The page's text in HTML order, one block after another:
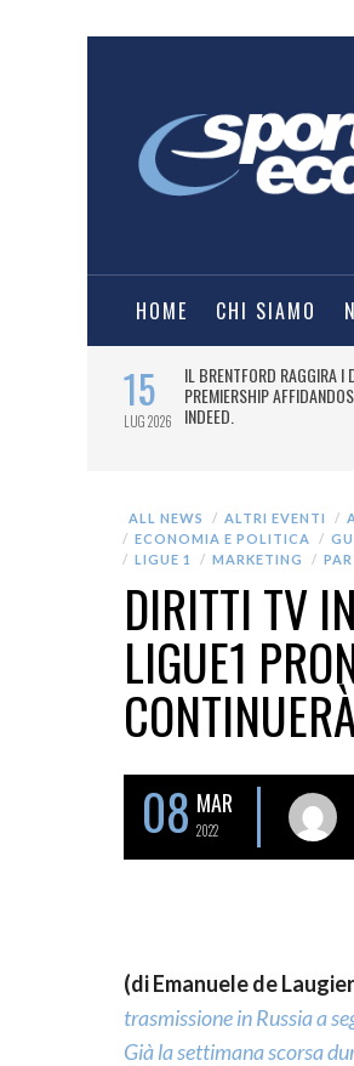
HOME CHI SIAMO
15
LUG 2026
IL BRENTFORD RAGGIRA I
PREMIERSHIP
INDEED.
ALL NEWS ALTRI EVENTI
ECONOMIA E POLITICA
LIGUE 1
MARKETING
DIRITTI TV
LIGUE1
08 MAR
2022
(di Emanuele de
trasmissione in Russia a
Già la settimana scorsa